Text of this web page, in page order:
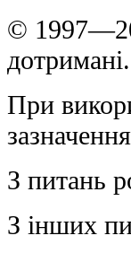
©
дотримані.
При
З питань
З інших